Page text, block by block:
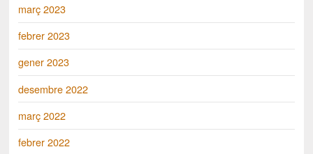
març 2023
febrer 2023
gener 2023
desembre 2022
març 2022
febrer 2022